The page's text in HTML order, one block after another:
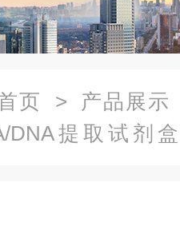
页 > 产品展示
DNA提取试剂